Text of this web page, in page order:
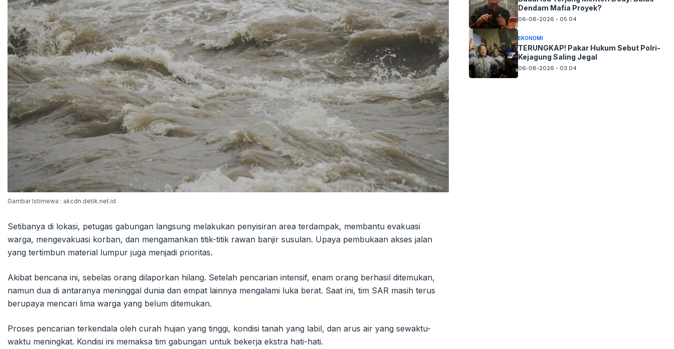
Gambar Istimewa : akcdn.detik.net.id
Setibanya di lokasi, petugas gabungan langsung melakukan penyisiran area terdampak, membantu evakuasi
warga, mengevakuasi korban, dan mengamankan titik-titik rawan banjir susulan. Upaya pembukaan akses jalan
yang tertimbun material lumpur juga menjadi prioritas.
Akibat bencana ini, sebelas orang dilaporkan hilang. Setelah pencarian intensif, enam orang berhasil ditemukan,
namun dua di antaranya meninggal dunia dan empat lainnya mengalami luka berat. Saat ini, tim SAR masih terus
berupaya mencari lima warga yang belum ditemukan.
Proses pencarian terkendala oleh curah hujan yang tinggi, kondisi tanah yang labil, dan arus air yang sewaktu-
waktu meningkat. Kondisi ini memaksa tim gabungan untuk bekerja ekstra hati-hati.
Dendam Mafia Proyek?
06-08-2026 - 05.04
EKONOMI
TERUNGKAP! Pakar Hukum Sebut Polri-
Kejagung Saling Jegal
06-08-2026 - 03.04